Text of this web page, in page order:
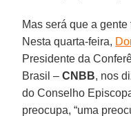
Mas será que a
Nesta quarta-feira,
Presidente da
Brasil –CNBB, nos
do Conselho
preocupa, “uma